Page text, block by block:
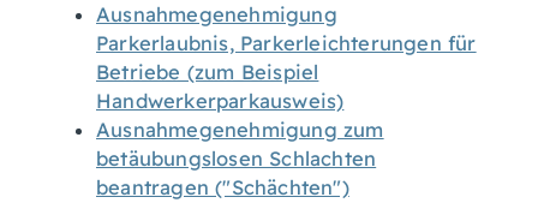
Ausnahmegenehmigung
Parkerlaubnis, Parkerleichterungen für
Betriebe (zum Beispiel
Handwerkerparkausweis)
Ausnahmegenehmigung zum
betäubungslosen Schlachten
beantragen ("Schächten")